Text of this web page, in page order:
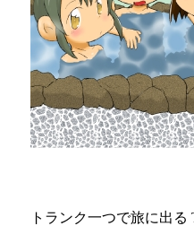
トランク一つで旅に出